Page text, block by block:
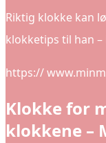
Riktig klokke kan
klokketips til han –
https://
Klokke for
klokkene –